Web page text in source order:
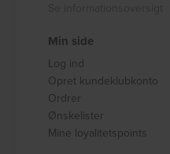
Min side
Log ind
Opret kundeklubkonto
Ordrer
Ønskelister
Mine loyalitetspoints